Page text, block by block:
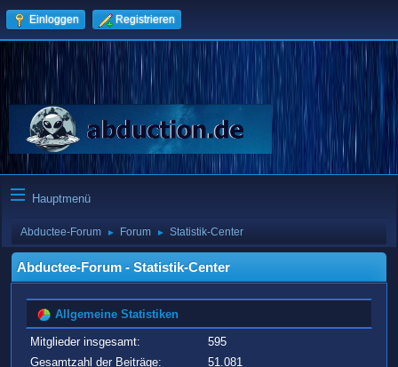
Einloggen Registrieren
Hauptmenü
Abductee-Forum ► Forum ► Statistik-Center
Abductee-Forum - Statistik-Center
Allgemeine Statistiken
Mitglieder insgesamt:
595
Gesamtzahl der Beiträge:
51.081